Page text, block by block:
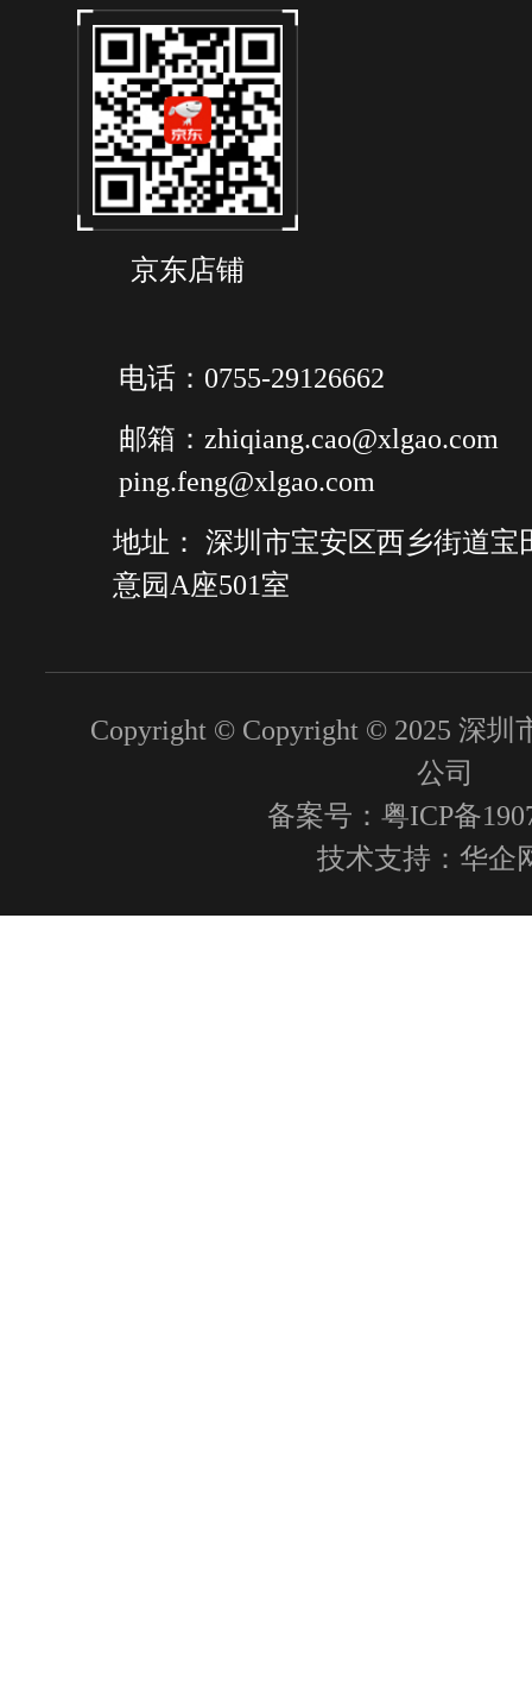
京东店铺
电话：0755-29126662
邮箱：zhiqiang.cao@xlgao.com
ping.feng@xlgao.com
地址： 深圳市宝安区西乡街道宝
意园A座501室
Copyright © Copyright © 2025 深圳
公司
备案号：粤ICP备
技术支持： 华企